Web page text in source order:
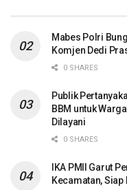
Mabes Polri
Komjen Dedi
0 SHARES
Publik
BBM untuk
Dilayani
0 SHARES
IKA PMII Garut
Kecamatan, Siap